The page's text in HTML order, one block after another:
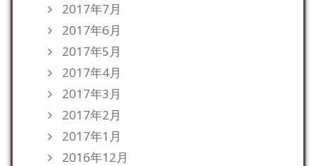
2017年7月
2017年6月
2017年5月
2017年4月
2017年3月
2017年2月
2017年1月
2016年12月